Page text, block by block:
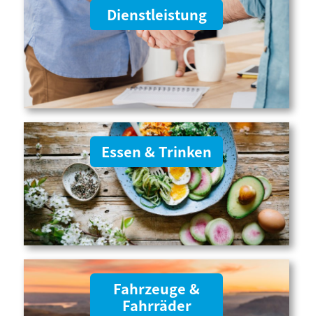
Dienstleistung
Essen & Trinken
Fahrzeuge &
Fahrräder